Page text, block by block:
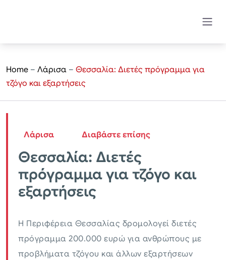
Home – Λάρισα – Θεσσαλία: Διετές πρόγραμμα για
τζόγο και εξαρτήσεις
Λάρισα Διαβάστε επίσης
Θεσσαλία: Διετές
πρόγραμμα για τζόγο και
εξαρτήσεις
Η Περιφέρεια Θεσσαλίας δρομολογεί διετές
πρόγραμμα 200.000 ευρώ για ανθρώπους με
προβλήματα τζόγου και άλλων εξαρτήσεων